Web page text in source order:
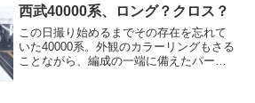
の車両とは一線を画すそのデザイン。し
かも前パン車まであるじゃないですか！
何気に鉄をくすぐる要素まで備えている
とは。あなたなかなか侮れないねw
西武40000系、ロング？クロス？
この日撮り始めるまでその存在を忘れて
いた40000系。外観のカラーリングもさる
ことながら、編成の一端に備えたパート